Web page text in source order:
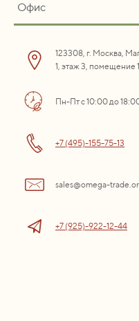
Офис
123308, г. Москва,
1, этаж 3, помещение
Пн-Пт с 10:00 до
+7 (495)-155-75-13
sales@omega-
+7 (925)-922-12-44